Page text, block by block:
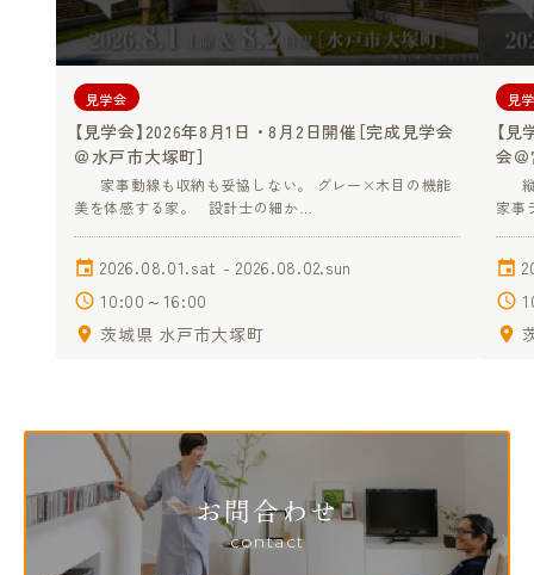
見学会
【見学会】2026年8月1日・8月2日開催［完成見学会
＠水戸市大塚町］
家事動線も収納も妥協しない。 グレー×木目の機能
美を体感する家。 設計士の細か…
2026.08.01.sat - 2026.08.02.sun
10:00～16:00
茨城県 水戸市大塚町
見
【
会＠
縦
家事
お問合わせ
contact